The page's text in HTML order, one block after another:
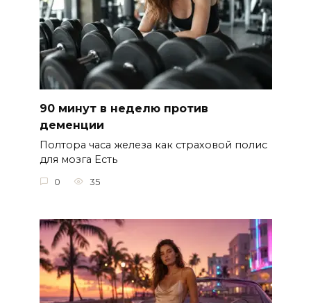
90 минут в неделю против
деменции
Полтора часа железа как страховой полис
для мозга Есть
0 35